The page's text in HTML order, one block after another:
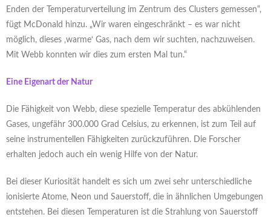
Enden der Temperaturverteilung im Zentrum des Clusters gemessen“,
fügt McDonald hinzu. „Wir waren eingeschränkt – es war nicht
möglich, dieses ‚warme‘ Gas, nach dem wir suchten, nachzuweisen.
Mit Webb konnten wir dies zum ersten Mal tun.“
Eine Eigenart der Natur
Die Fähigkeit von Webb, diese spezielle Temperatur des abkühlenden
Gases, ungefähr 300.000 Grad Celsius, zu erkennen, ist zum Teil auf
seine instrumentellen Fähigkeiten zurückzuführen. Die Forscher
erhalten jedoch auch ein wenig Hilfe von der Natur.
Bei dieser Kuriosität handelt es sich um zwei sehr unterschiedliche
ionisierte Atome, Neon und Sauerstoff, die in ähnlichen Umgebungen
entstehen. Bei diesen Temperaturen ist die Strahlung von Sauerstoff